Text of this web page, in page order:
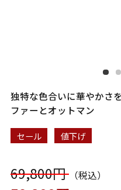
独特な色合いに華やかさ
ファーとオットマン
セール 値下げ
69,800円（税込）